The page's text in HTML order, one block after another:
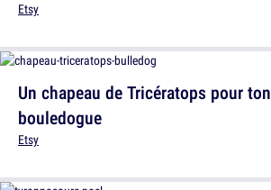
Un chapeau de Tricératops pour ton
bouledogue
Etsy
Etsy